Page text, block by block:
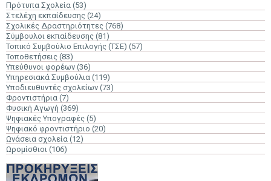
Πρότυπα Σχολεία (53)
Στελέχη εκπαίδευσης (24)
Σχολικές Δραστηριότητες (768)
Σύμβουλοι εκπαίδευσης (81)
Τοπικό Συμβούλιο Επιλογής (ΤΣΕ) (57)
Τοποθετήσεις (83)
Υπεύθυνοι φορέων (36)
Υπηρεσιακά Συμβούλια (119)
Υποδιευθυντές σχολείων (73)
Φροντιστήρια (7)
Φυσική Αγωγή (369)
Ψηφιακές Υπογραφές (5)
Ψηφιακό φροντιστήριο (20)
Ωνάσεια σχολεία (12)
Ωρομίσθιοι (106)